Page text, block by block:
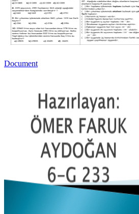
Document